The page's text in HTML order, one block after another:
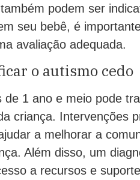
podem ser
seu bebê, é
avaliação adequada.
o autismo cedo
1 ano e meio pode
criança. Intervenções
a melhorar a
Além disso, um
a recursos e